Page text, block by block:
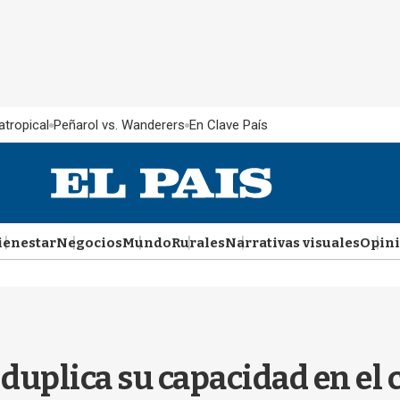
Peñarol vs. Wanderers En Clave País
NegociosMundoRuralesNarrativas visuales
su capacidad en el